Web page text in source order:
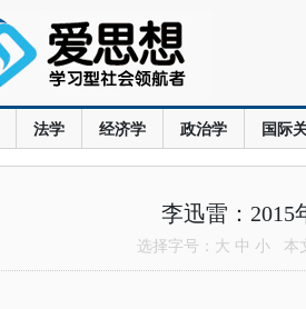
法学 经济学 政治学 国际
李迅雷：2015
选择字号： 大 中 小 本